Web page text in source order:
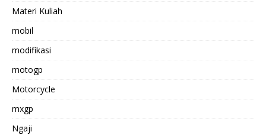
Materi Kuliah
mobil
modifikasi
motogp
Motorcycle
mxgp
Ngaji